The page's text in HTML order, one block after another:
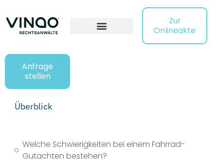
Zur
Onlineakte
Anfrage
stellen
Überblick
Welche Schwierigkeiten bei einem Fahrrad-
Gutachten bestehen?